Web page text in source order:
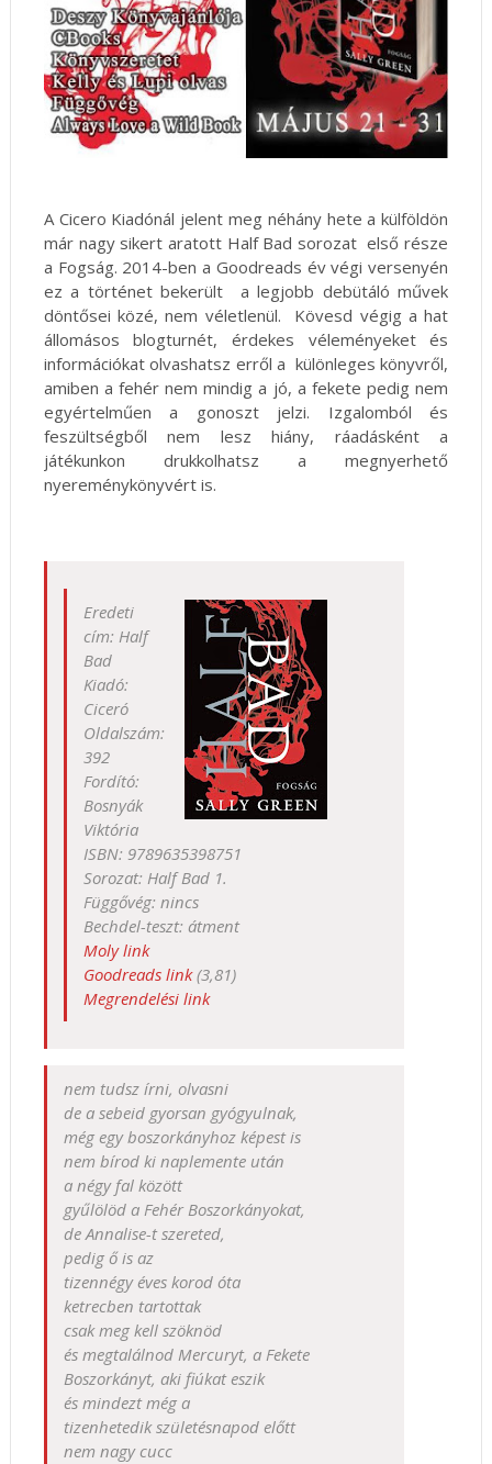
A Cicero Kiadónál jelent meg néhány hete a külföldön
már nagy sikert aratott Half Bad sorozat első része
a Fogság. 2014-ben a Goodreads év végi versenyén
ez a történet bekerült a legjobb debütáló művek
döntősei közé, nem véletlenül. Kövesd végig a hat
állomásos blogturnét, érdekes véleményeket és
információkat olvashatsz erről a különleges könyvről,
amiben a fehér nem mindig a jó, a fekete pedig nem
egyértelműen a gonoszt jelzi. Izgalomból és
feszültségből nem lesz hiány, ráadásként a
játékunkon drukkolhatsz a megnyerhető
nyereménykönyvért is.
Eredeti
cím: Half
Bad
Kiadó:
Ciceró
Oldalszám:
392
Fordító:
Bosnyák
Viktória
ISBN: 9789635398751
Sorozat: Half Bad 1.
Függővég: nincs
Bechdel-teszt: átment
Moly link
Goodreads link(3,81)
Megrendelési link
nem tudsz írni, olvasni
de a sebeid gyorsan gyógyulnak,
még egy boszorkányhoz képest is
nem bírod ki naplemente után
a négy fal között
gyűlölöd a Fehér Boszorkányokat,
de Annalise-t szereted,
pedig ő is az
tizennégy éves korod óta
ketrecben tartottak
csak meg kell szöknöd
és megtalálnod Mercuryt, a Fekete
Boszorkányt, aki fiúkat eszik
és mindezt még a
tizenhetedik születésnapod előtt
nem nagy cucc